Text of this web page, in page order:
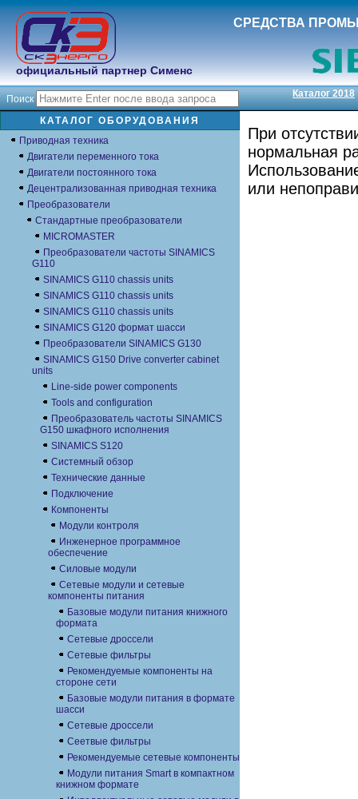
СРЕДСТВА
официальный партнер Сименс
Поиск Каталог 2018
При
нормальная
или
КАТАЛОГ ОБОРУДОВАНИЯ
Приводная техника
Двигатели переменного тока
Двигатели постоянного тока
Децентрализованная приводная техника
Преобразователи
Стандартные преобразователи
MICROMASTER
Преобразователи частоты SINAMICS
G110
SINAMICS G110 chassis units
SINAMICS G110 chassis units
SINAMICS G110 chassis units
SINAMICS G120 формат шасси
Преобразователи SINAMICS G130
SINAMICS G150 Drive converter cabinet
units
Line-side power components
Tools and configuration
Преобразователь частоты SINAMICS
G150 шкафного исполнения
SINAMICS S120
Системный обзор
Технические данные
Подключение
Компоненты
Модули контроля
Инженерное программное
обеспечение
Силовые модули
Сетевые модули и сетевые
компоненты питания
Базовые модули питания книжного
формата
Сетевые дроссели
Сетевые фильтры
Рекомендуемые компоненты на
стороне сети
Базовые модули питания в формате
шасси
Сетевые дроссели
Сеетвые фильтры
Рекомендуемые сетевые компоненты
Модули питания Smart в компактном
книжном формате